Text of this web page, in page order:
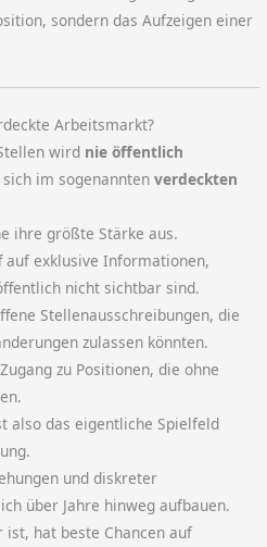
sondern das Aufzeigen einer
Arbeitsmarkt?
wird nie öffentlich
im sogenanntenverdeckten
ihre größte Stärke aus.
exklusive Informationen,
nicht sichtbar sind.
Stellenausschreibungen, die
zulassen könnten.
zu Positionen, die ohne
also das eigentliche Spielfeld
und diskreter
über Jahre hinweg aufbauen.
hat beste Chancen auf